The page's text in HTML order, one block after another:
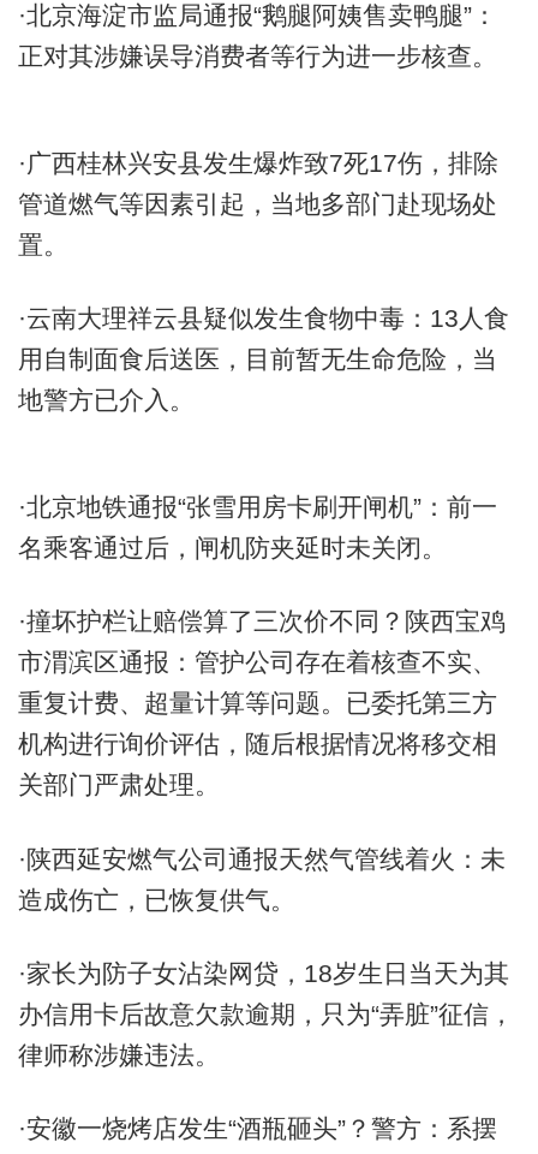
·北京海淀市监局通报“鹅腿阿姨售卖鸭腿”：
正对其涉嫌误导消费者等行为进一步核查。
·广西桂林兴安县发生爆炸致7死17伤，排除
管道燃气等因素引起，当地多部门赴现场处
置。
·云南大理祥云县疑似发生食物中毒：13人食
用自制面食后送医，目前暂无生命危险，当
地警方已介入。
·北京地铁通报“张雪用房卡刷开闸机”：前一
名乘客通过后，闸机防夹延时未关闭。
·撞坏护栏让赔偿算了三次价不同？陕西宝鸡
市渭滨区通报：管护公司存在着核查不实、
重复计费、超量计算等问题。已委托第三方
机构进行询价评估，随后根据情况将移交相
关部门严肃处理。
·陕西延安燃气公司通报天然气管线着火：未
造成伤亡，已恢复供气。
·家长为防子女沾染网贷，18岁生日当天为其
办信用卡后故意欠款逾期，只为“弄脏”征信，
律师称涉嫌违法。
·安徽一烧烤店发生“酒瓶砸头”？警方：系摆